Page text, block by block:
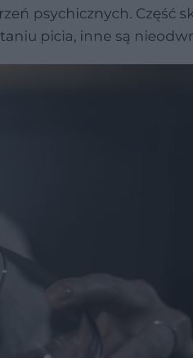
psychicznych. Część
picia, inne są